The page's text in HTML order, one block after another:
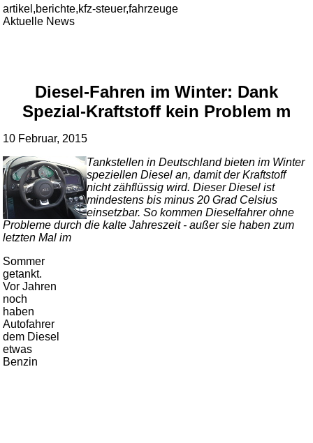
artikel,berichte,kfz-steuer,fahrzeuge
Aktuelle News
Diesel-Fahren im Winter: Dank
Spezial-Kraftstoff kein Problem m
10 Februar, 2015
Tankstellen in Deutschland bieten im Winter
speziellen Diesel an, damit der Kraftstoff
nicht zähflüssig wird. Dieser Diesel ist
mindestens bis minus 20 Grad Celsius
einsetzbar. So kommen Dieselfahrer ohne
Probleme durch die kalte Jahreszeit - außer sie haben zum
letzten Mal im
Sommer
getankt.
Vor Jahren
noch
haben
Autofahrer
dem Diesel
etwas
Benzin